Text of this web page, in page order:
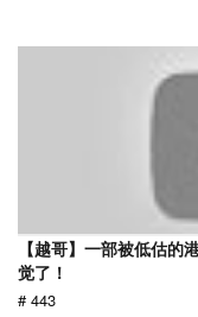
【越哥】一部被低估的
觉了！
# 443